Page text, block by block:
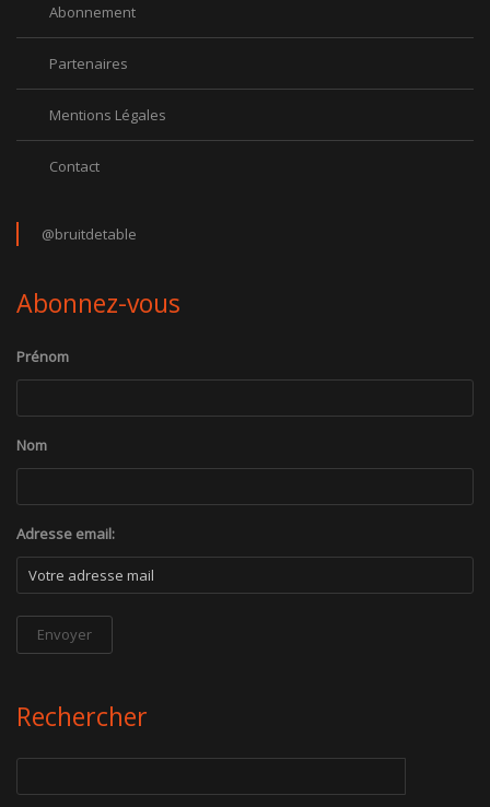
Abonnement
Partenaires
Mentions Légales
Contact
@bruitdetable
Abonnez-vous
Prénom
Nom
Adresse email:
Rechercher